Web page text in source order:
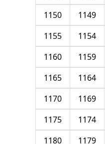
1149
1150
1154
1155
1159
1160
1164
1165
1169
1170
1174
1175
1179
1180